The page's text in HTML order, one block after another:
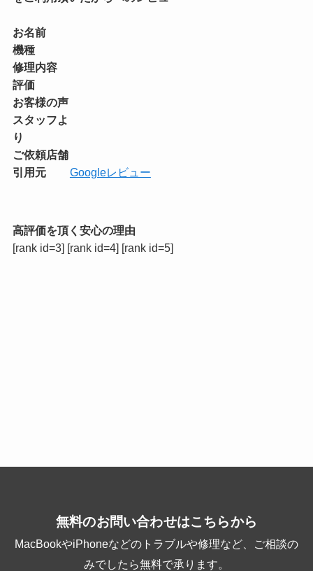
お名前
機種
修理内容
評価
お客様の声
スタッフよ
り
ご依頼店舗
引用元
Googleレビュー
高評価を頂く安心の理由
[rank id=3] [rank id=4] [rank id=5]
無料のお問い合わせはこちらから
MacBookやiPhoneなどのトラブルや修理など、ご相談の
みでしたら無料で承ります。